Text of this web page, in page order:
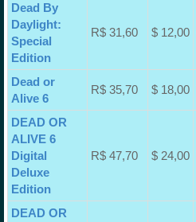
Dead By
Daylight:
Special
Edition
R$ 31,60 $ 12,00
Dead or
Alive 6
R$ 35,70 $ 18,00
DEAD OR
ALIVE 6
Digital
Deluxe
Edition
R$ 47,70 $ 24,00
DEAD OR